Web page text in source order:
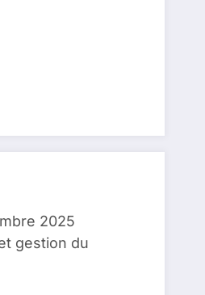
2025
gestion du